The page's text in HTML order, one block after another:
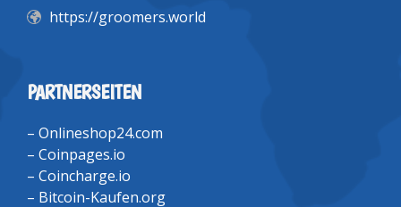
https://groomers.world
PARTNERSEITEN
– Onlineshop24.com
– Coinpages.io
– Coincharge.io
– Bitcoin-Kaufen.org